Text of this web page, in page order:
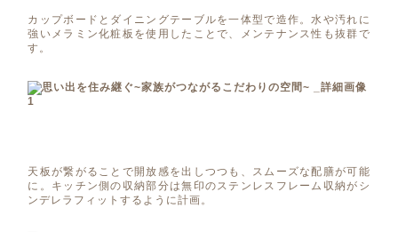
カップボードとダイニングテーブルを一体型で造作。水や汚れに
強いメラミン化粧板を使用したことで、メンテナンス性も抜群で
す。
天板が繋がることで開放感を出しつつも、スムーズな配膳が可能
に。キッチン側の収納部分は無印のステンレスフレーム収納がシ
ンデレラフィットするように計画。